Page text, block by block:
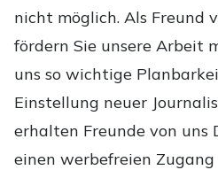
nicht möglich. Als Freund
fördern Sie unsere Arbeit
uns so wichtige
Einstellung neuer
erhalten Freunde von uns
einen werbefreien Zugang